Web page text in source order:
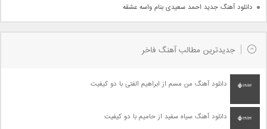
دانلود آهنگ جدید احمد سعیدی بنام واسه عشقه
جدیدترین مطالب آهنگ فاخر
دانلود آهنگ من مسم از ابراهیم الفتی با دو کیفیت
دانلود آهنگ سیاه سفید از حامیم با دو کیفیت